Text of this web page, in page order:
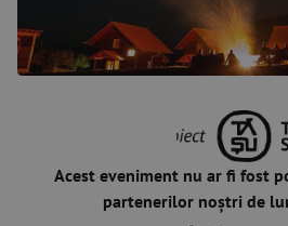
Acest eveniment nu ar fi fost
partenerilor noștri de